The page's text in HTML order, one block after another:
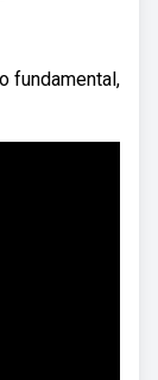
fundamental,